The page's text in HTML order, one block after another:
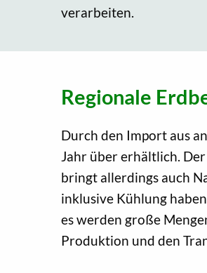
verarbeiten.
Regionale
Durch den Import aus
Jahr über erhältlich.
bringt allerdings auch
inklusive Kühlung
es werden große
Produktion und den